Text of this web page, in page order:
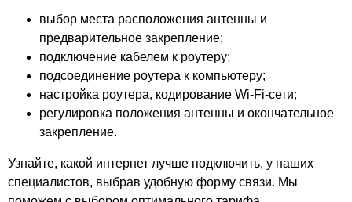
Цветной
Цитрус
ЦСКА АРЕНА
Час Пик
Чистые Пруды
Чукотка
выбор места расположения антенны и
предварительное закрепление;
подключение кабелем к роутеру;
подсоединение роутера к компьютеру;
настройка роутера, кодирование Wi-Fi-сети;
регулировка положения антенны и окончательное
закрепление.
Узнайте, какой интернет лучше подключить, у наших
специалистов, выбрав удобную форму связи. Мы